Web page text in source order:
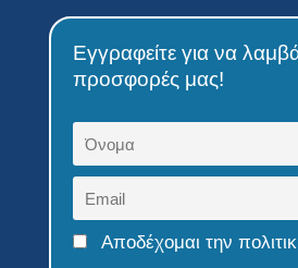
Εγγραφείτε για να
προσφορές μας!
Αποδέχομαι την